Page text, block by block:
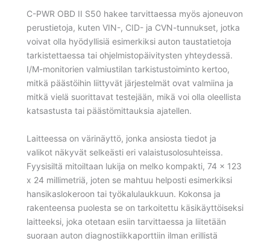
C-PWR OBD II S50 hakee tarvittaessa myös ajoneuvon
perustietoja, kuten VIN-, CID- ja CVN-tunnukset, jotka
voivat olla hyödyllisiä esimerkiksi auton taustatietoja
tarkistettaessa tai ohjelmistopäivitysten yhteydessä.
I/M-monitorien valmiustilan tarkistustoiminto kertoo,
mitkä päästöihin liittyvät järjestelmät ovat valmiina ja
mitkä vielä suorittavat testejään, mikä voi olla oleellista
katsastusta tai päästömittauksia ajatellen.
Laitteessa on värinäyttö, jonka ansiosta tiedot ja
valikot näkyvät selkeästi eri valaistusolosuhteissa.
Fyysisiltä mitoiltaan lukija on melko kompakti, 74 x 123
x 24 millimetriä, joten se mahtuu helposti esimerkiksi
hansikaslokeroon tai työkalulaukkuun. Kokonsa ja
rakenteensa puolesta se on tarkoitettu käsikäyttöiseksi
laitteeksi, joka otetaan esiin tarvittaessa ja liitetään
suoraan auton diagnostiikkaporttiin ilman erillistä